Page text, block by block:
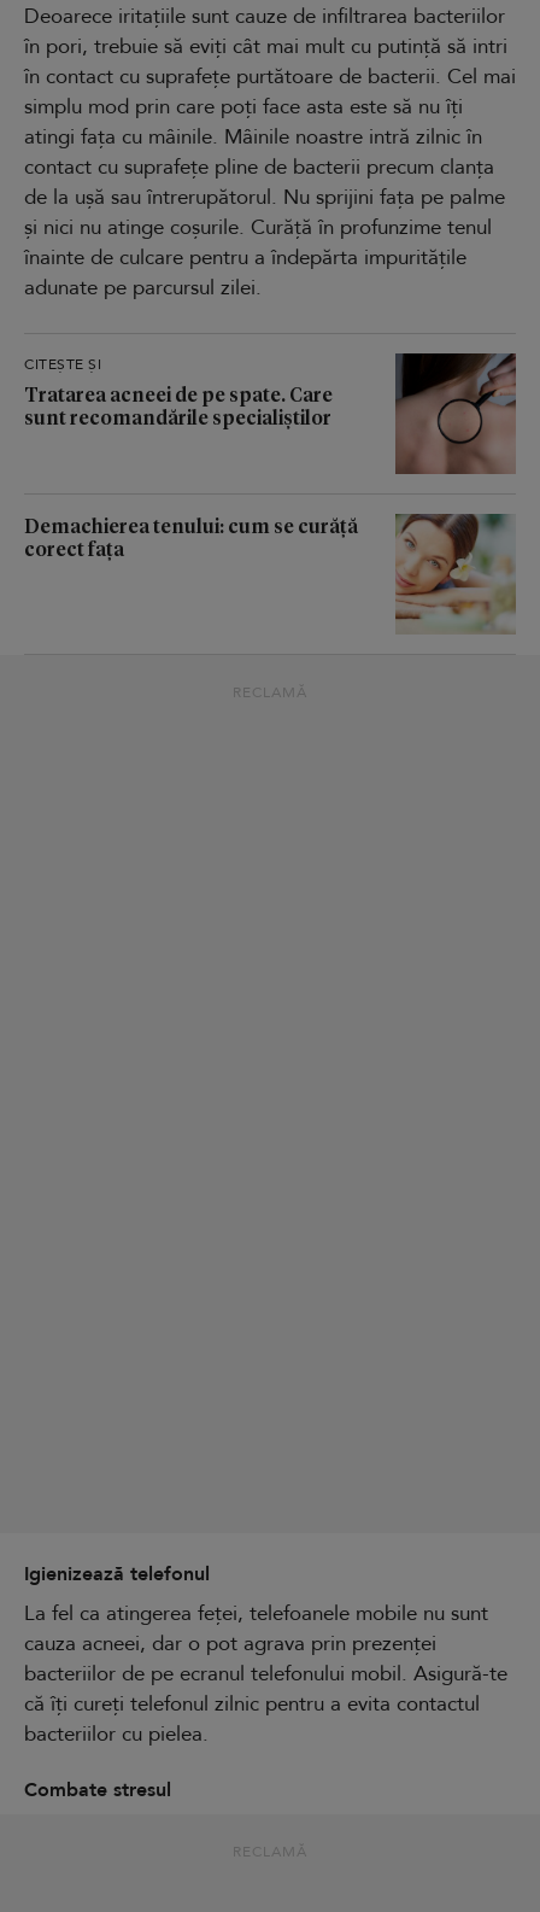
Deoarece iritațiile sunt cauze de infiltrarea bacteriilor
în pori, trebuie să eviți cât mai mult cu putință să intri
în contact cu suprafețe purtătoare de bacterii. Cel mai
simplu mod prin care poți face asta este să nu îți
atingi fața cu mâinile. Mâinile noastre intră zilnic în
contact cu suprafețe pline de bacterii precum clanța
de la ușă sau întrerupătorul. Nu sprijini fața pe palme
și nici nu atinge coșurile. Curăță în profunzime tenul
înainte de culcare pentru a îndepărta impuritățile
adunate pe parcursul zilei.
CITEȘTE ȘI
Tratarea acneei de pe spate. Care
sunt recomandările specialiștilor
Demachierea tenului: cum se curăță
corect fața
RECLAMĂ
Igienizează telefonul
La fel ca atingerea feței, telefoanele mobile nu sunt
cauza acneei, dar o pot agrava prin prezenței
bacteriilor de pe ecranul telefonului mobil. Asigură-te
că îți cureți telefonul zilnic pentru a evita contactul
bacteriilor cu pielea.
Combate stresul
RECLAMĂ